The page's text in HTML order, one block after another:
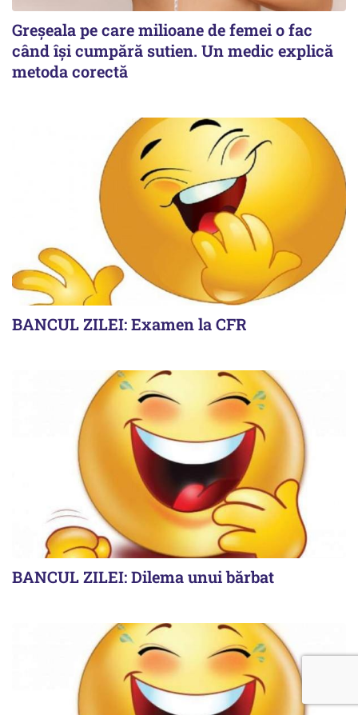
Greșeala pe care milioane de femei o fac
când își cumpără sutien. Un medic explică
metoda corectă
BANCUL ZILEI: Examen la CFR
BANCUL ZILEI: Dilema unui bărbat